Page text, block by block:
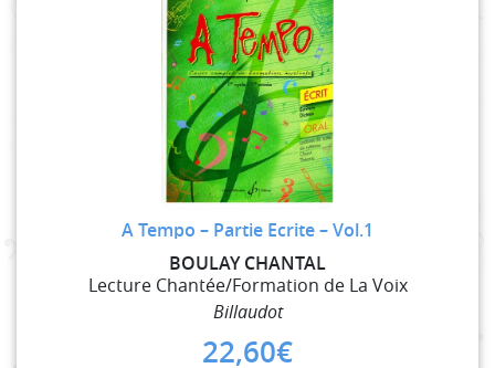
A Tempo – Partie Ecrite – Vol.1
BOULAY CHANTAL
Lecture Chantée/Formation de La Voix
Billaudot
22,60€